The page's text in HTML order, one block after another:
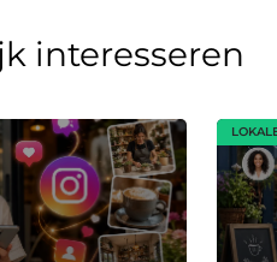
interesseren